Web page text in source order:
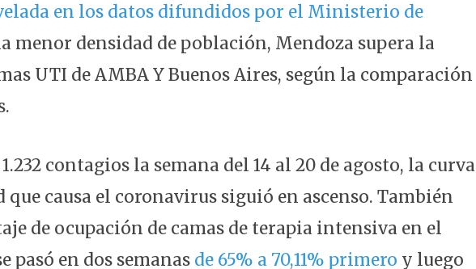
en los datos difundidos por el Ministerio de
menor densidad de población, Mendoza supera la
UTI de AMBA Y Buenos Aires, según la comparación
1.232 contagios la semana del 14 al 20 de agosto, la curva
que causa el coronavirus siguió en ascenso. También
de ocupación de camas de terapia intensiva en el
pasó en dos semanas de 65% a 70,11% primero y luego